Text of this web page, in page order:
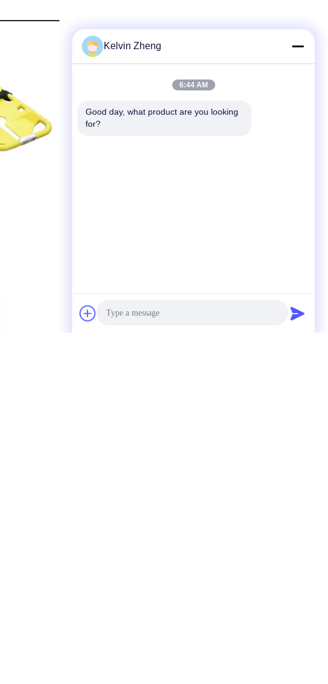
Kelvin Zheng
6:44 AM
Good day, what product are you looking
for?